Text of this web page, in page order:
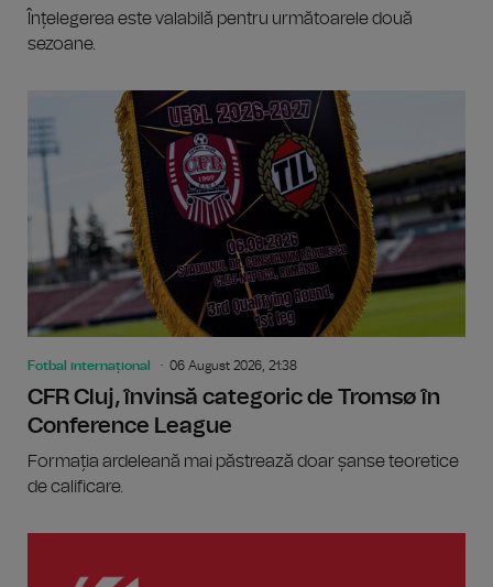
Înțelegerea este valabilă pentru următoarele două
sezoane.
Fotbal internațional 06 August 2026, 21:38
CFR Cluj, învinsă categoric de Tromsø în
Conference League
Formația ardeleană mai păstrează doar șanse teoretice
de calificare.